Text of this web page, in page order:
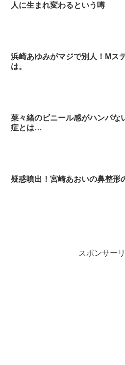
人に生まれ変わるという噂
浜崎あゆみがマジで別人！Mス
は。
菜々緒のビニール感がハンパな
症とは…
疑惑噴出！宮崎あおいの鼻整形
スポンサー